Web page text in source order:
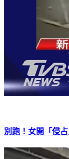
別跑！女開「侵